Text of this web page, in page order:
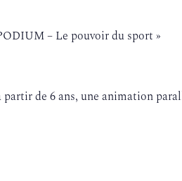
– Le pouvoir du sport »
partir de 6 ans, une animation